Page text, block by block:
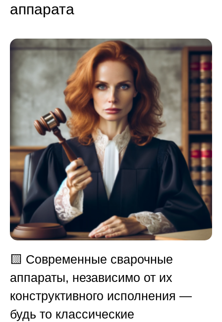
аппарата
🟨 Современные сварочные
аппараты, независимо от их
конструктивного исполнения —
будь то классические